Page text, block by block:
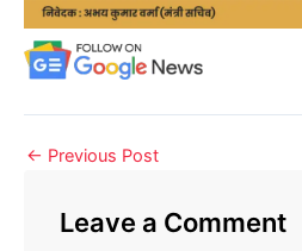
← Previous Post
Leave a Comment